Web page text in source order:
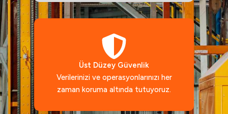
Üst Düzey Güvenlik
Verilerinizi ve operasyonlarınızı her
zaman koruma altında tutuyoruz.